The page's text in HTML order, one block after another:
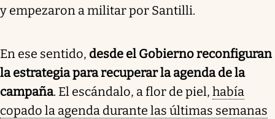
y empezaron a militar por Santilli.
En ese sentido, desde el Gobierno reconfiguran
la estrategia para recuperar la agenda de la
campaña. El escándalo, a flor de piel, había
copado la agenda durante las últimas semanas